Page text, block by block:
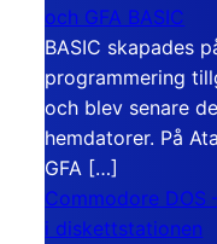
och GFA BASIC
BASIC skapades
programmering
och blev senare
hemdatorer. På
GFA […]
Commodore
i diskettstationen